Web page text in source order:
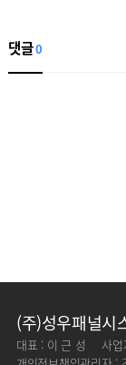
댓글0
(주)성우패널시
대표 : 이 근 성
사